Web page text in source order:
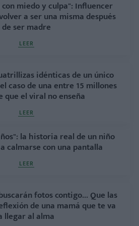
miedo y culpa": Influencer
a ser una misma después
de ser madre
LEER
idénticas de un único
caso de una entre 15 millones
que el viral no enseña
LEER
la historia real de un niño
calmarse con una pantalla
LEER
fotos contigo... Que las
de una mamá que te va
llegar al alma